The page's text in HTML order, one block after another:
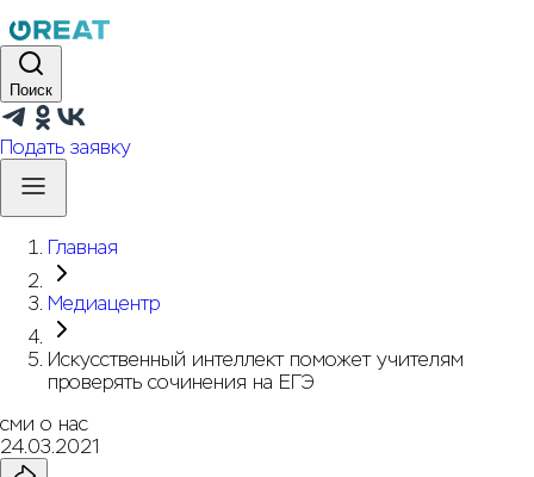
Поиск
Подать заявку
Главная
Медиацентр
Искусственный интеллект поможет учителям
проверять сочинения на ЕГЭ
сми о нас
24.03.2021